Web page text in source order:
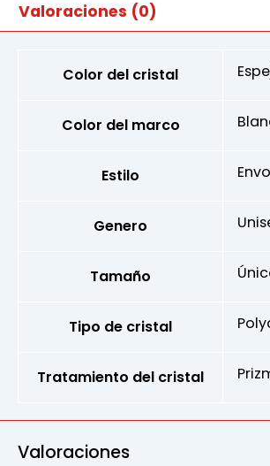
Valoraciones (0)
Color del cristal
Color del marco
Estilo
Genero
Tamaño
Tipo de cristal
Tratamiento del cristal
Valoraciones